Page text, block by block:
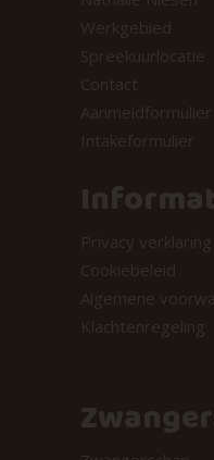
Werkgebied
Spreekuurlocatie
Contact
Aanmeldformulier
Intakeformulier
Privacy verklaring
Cookiebeleid
Algemene
Klachtenregeling